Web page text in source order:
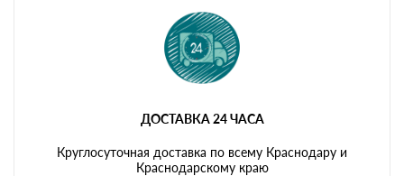
ДОСТАВКА 24 ЧАСА
Круглосуточная доставка по всему Краснодару и
Краснодарскому краю